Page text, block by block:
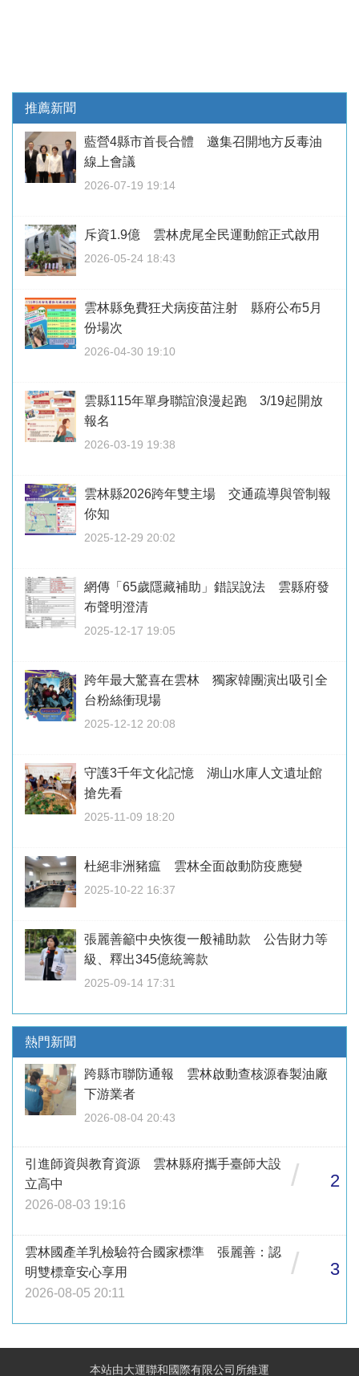
推薦新聞
藍營4縣市首長合體 邀集召開地方反毒油
線上會議
2026-07-19 19:14
斥資1.9億 雲林虎尾全民運動館正式啟用
2026-05-24 18:43
雲林縣免費狂犬病疫苗注射 縣府公布5月
份場次
2026-04-30 19:10
雲縣115年單身聯誼浪漫起跑 3/19起開放
報名
2026-03-19 19:38
雲林縣2026跨年雙主場 交通疏導與管制報
你知
2025-12-29 20:02
網傳「65歲隱藏補助」錯誤說法 雲縣府發
布聲明澄清
2025-12-17 19:05
跨年最大驚喜在雲林 獨家韓團演出吸引全
台粉絲衝現場
2025-12-12 20:08
守護3千年文化記憶 湖山水庫人文遺址館
搶先看
2025-11-09 18:20
杜絕非洲豬瘟 雲林全面啟動防疫應變
2025-10-22 16:37
張麗善籲中央恢復一般補助款 公告財力等
級、釋出345億統籌款
2025-09-14 17:31
熱門新聞
跨縣市聯防通報 雲林啟動查核源春製油廠
下游業者
2026-08-04 20:43
引進師資與教育資源 雲林縣府攜手臺師大設
立高中
2026-08-03 19:16
/ 2
雲林國產羊乳檢驗符合國家標準 張麗善：認
明雙標章安心享用
2026-08-05 20:11
/ 3
本站由大運聯和國際有限公司所維運